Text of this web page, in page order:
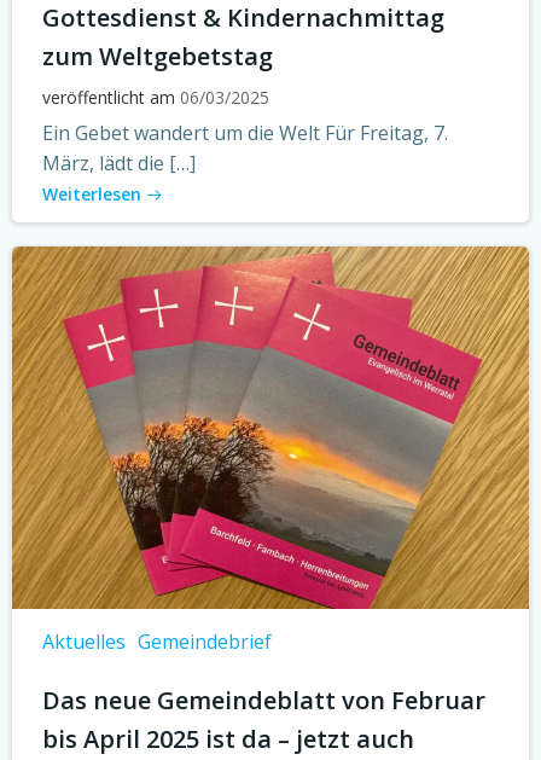
Gottesdienst & Kindernachmittag
zum Weltgebetstag
veröffentlicht am 06/03/2025
Ein Gebet wandert um die Welt Für Freitag, 7.
März, lädt die […]
Weiterlesen
Aktuelles Gemeindebrief
Das neue Gemeindeblatt von Februar
bis April 2025 ist da – jetzt auch